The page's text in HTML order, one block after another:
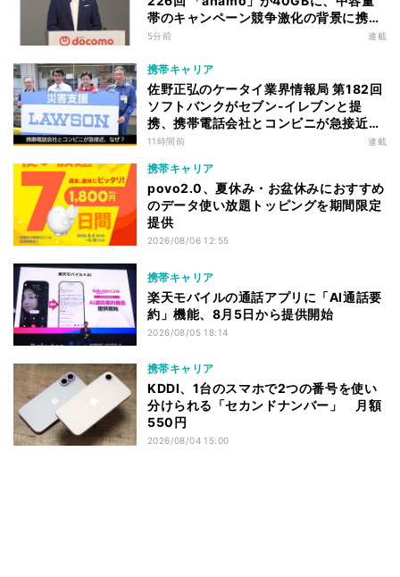
帯のキャンペーン競争激化の背景に携帯
各社の“迷い”あり
5分前 連載
携帯キャリア
佐野正弘のケータイ業界情報局 第182回
ソフトバンクがセブン-イレブンと提
携、携帯電話会社とコンビニが急接近す
る理由は
11時間前 連載
携帯キャリア
povo2.0、夏休み・お盆休みにおすすめ
のデータ使い放題トッピングを期間限定
提供
2026/08/06 12:55
携帯キャリア
楽天モバイルの通話アプリに「AI通話要
約」機能、8月5日から提供開始
2026/08/05 18:14
携帯キャリア
KDDI、1台のスマホで2つの番号を使い
分けられる「セカンドナンバー」 月額
550円
2026/08/04 15:00